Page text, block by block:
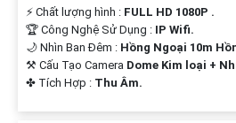
️⚡ Chất lượng hình : FULL HD 1080P .
🏆 Công Nghệ Sử Dụng : IP Wifi.
🌙 Nhìn Ban Đêm : Hồng Ngoại 10m
⚒ Cấu Tạo Camera Dome Kim loại +
️✤ Tích Hợp : Thu Âm.